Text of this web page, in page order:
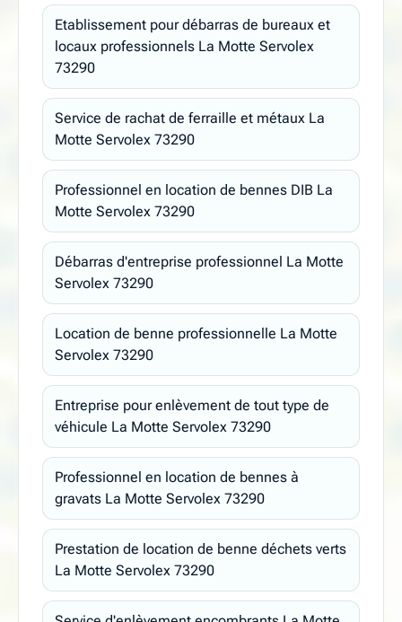
Etablissement pour débarras de bureaux et
locaux professionnels La Motte Servolex
73290
Service de rachat de ferraille et métaux La
Motte Servolex 73290
Professionnel en location de bennes DIB La
Motte Servolex 73290
Débarras d'entreprise professionnel La Motte
Servolex 73290
Location de benne professionnelle La Motte
Servolex 73290
Entreprise pour enlèvement de tout type de
véhicule La Motte Servolex 73290
Professionnel en location de bennes à
gravats La Motte Servolex 73290
Prestation de location de benne déchets verts
La Motte Servolex 73290